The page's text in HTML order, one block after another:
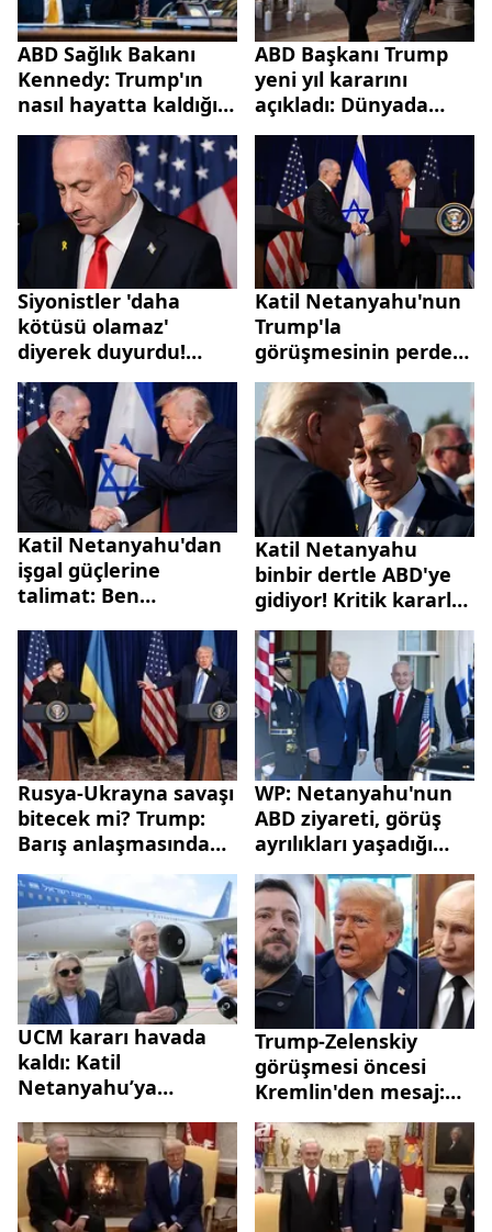
ABD Sağlık Bakanı
Kennedy: Trump'ın
nasıl hayatta kaldığını
bilmiyorum
ABD Başkanı Trump
yeni yıl kararını
açıkladı: Dünyada
barış
Siyonistler 'daha
kötüsü olamaz'
diyerek duyurdu!
Netanyahu–Trump
görüşmesinde dikkat
çeken Türkiye detayı
Katil Netanyahu'nun
Trump'la
görüşmesinin perde
arkası! İsrail basını
yerden yere vurdu:
Endişe verici
Katil Netanyahu'dan
işgal güçlerine
talimat: Ben
Katil Netanyahu
binbir dertle ABD'ye
gidiyor! Kritik kararlar
kapıda: Paçasını
kurtarabilecek mi?
Rusya-Ukrayna savaşı
bitecek mi? Trump:
Barış anlaşmasında
yüzde 95 anlaşmaya
vardık
WP: Netanyahu'nun
ABD ziyareti, görüş
ayrılıkları yaşadığı
Trump ile ilişkilerini
sınayacak
UCM kararı havada
kaldı: Katil
Netanyahu’ya
koridor
Trump-Zelenskiy
görüşmesi öncesi
Kremlin'den mesaj:
Putin kamuflaj giydi